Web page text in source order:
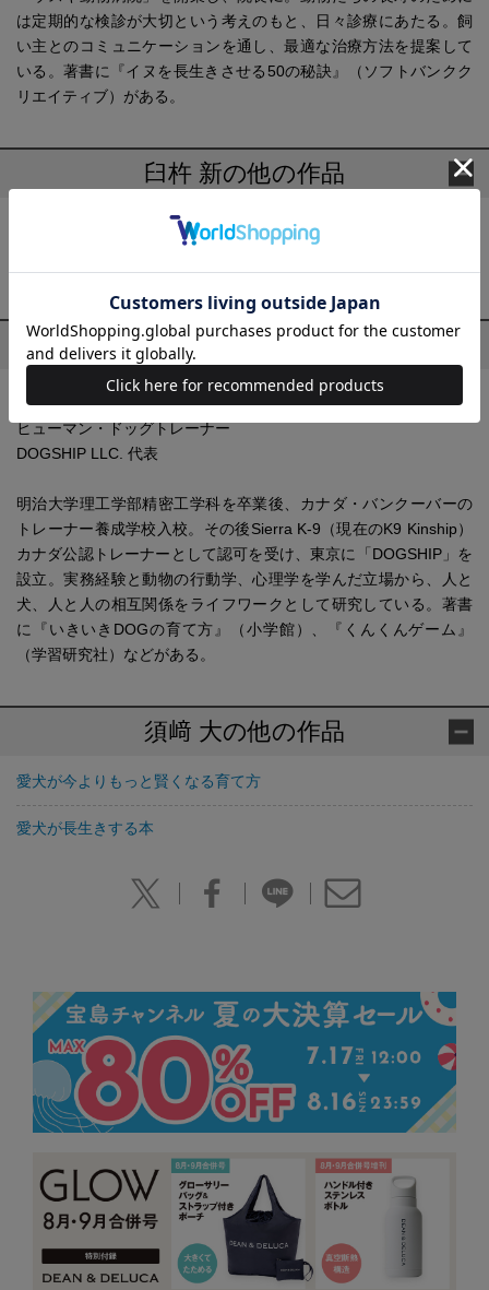
は定期的な検診が大切という考えのもと、日々診療にあたる。飼
い主とのコミュニケーションを通し、最適な治療方法を提案して
いる。著書に『イヌを長生きさせる50の秘訣』（ソフトバンクク
リエイティブ）がある。
臼杵 新の他の作品
愛犬が今よりもっと賢くなる育て方
愛犬が長生きする本
プロフィール
ヒューマン・ドッグトレーナー
DOGSHIP LLC. 代表
明治大学理工学部精密工学科を卒業後、カナダ・バンクーバーの
トレーナー養成学校入校。その後Sierra K-9（現在のK9 Kinship）
カナダ公認トレーナーとして認可を受け、東京に「DOGSHIP」を
設立。実務経験と動物の行動学、心理学を学んだ立場から、人と
犬、人と人の相互関係をライフワークとして研究している。著書
に『いきいきDOGの育て方』（小学館）、『くんくんゲーム』
（学習研究社）などがある。
須﨑 大の他の作品
愛犬が今よりもっと賢くなる育て方
愛犬が長生きする本